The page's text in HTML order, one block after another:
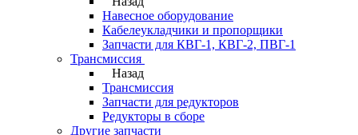
Навесное оборудование
Кабелеукладчики и пропорщики
Запчасти для КВГ-1, КВГ-2, ПВГ-1
Трансмиссия
Назад
Трансмиссия
Запчасти для редукторов
Редукторы в сборе
Другие запчасти